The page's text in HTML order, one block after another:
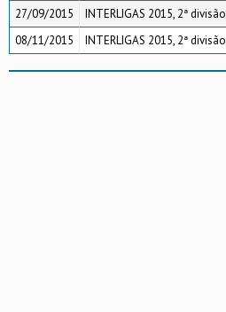
27/09/2015
INTERLIGAS 2015, 2ª divisão
08/11/2015
INTERLIGAS 2015, 2ª divisão